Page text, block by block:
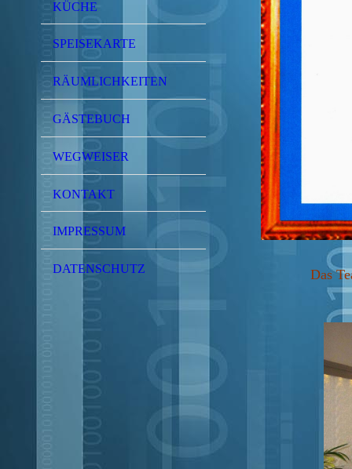
KÜCHE
SPEISEKARTE
RÄUMLICHKEITEN
GÄSTEBUCH
WEGWEISER
KONTAKT
IMPRESSUM
DATENSCHUTZ Das